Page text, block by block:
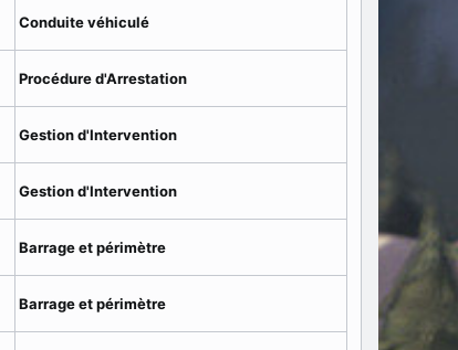
Conduite véhiculé
Procédure d'Arrestation
Gestion d'Intervention
Gestion d'Intervention
Barrage et périmètre
Barrage et périmètre